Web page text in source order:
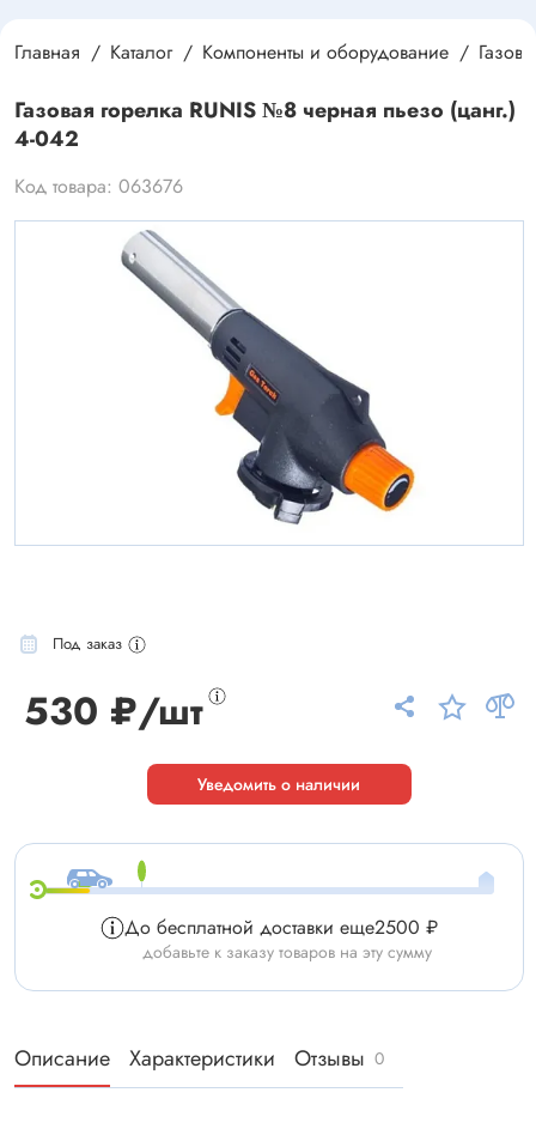
Главная Каталог Компоненты и оборудование
Газовая горелка RUNIS №8 черная пьезо (цанг.)
4-042
Код товара: 063676
Под заказ
530 ₽/шт
Уведомить о наличии
До бесплатной доставки еще2500 ₽
добавьте к заказу товаров на эту сумму
Описание Характеристики Отзывы 0